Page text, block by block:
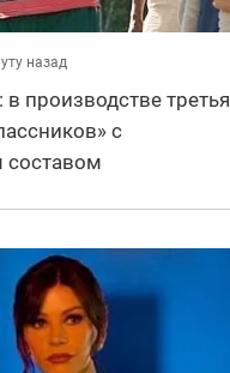
назад
производстве третья
с
составом